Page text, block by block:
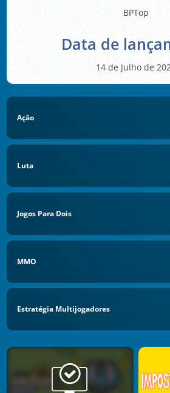
BPTop
Data de
14 de Julho de
Ação
Luta
Jogos Para Dois
MMO
Estratégia Multijogadores